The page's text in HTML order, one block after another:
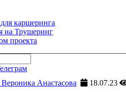
каршеринга
на Трушеринг
проекта
Вероника Анастасова 18.07.23